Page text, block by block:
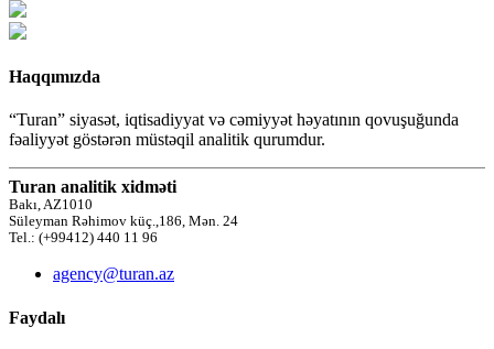
Haqqımızda
“Turan” siyasət, iqtisadiyyat və cəmiyyət həyatının qovuşuğunda
fəaliyyət göstərən müstəqil analitik qurumdur.
Turan analitik xidməti
Bakı, AZ1010
Süleyman Rəhimov küç.,186, Mən. 24
Tel.: (+99412) 440 11 96
agency@turan.az
Faydalı